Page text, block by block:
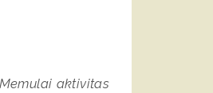
aktivitas